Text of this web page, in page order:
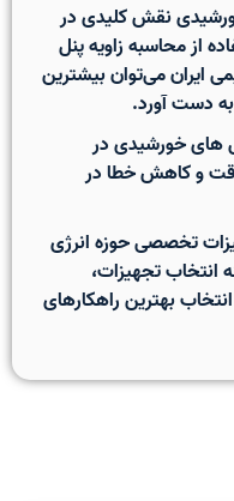
نقش کلیدی در
ازمحاسبه زاویه پنل
ایران می‌توان بیشترین
دست آورد.
های خورشیدیدر
و کاهش خطا در
تخصصی حوزه انرژی
انتخاب تجهیزات،
بهترین راهکارهای